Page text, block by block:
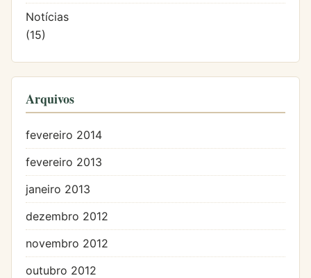
Notícias
(15)
Arquivos
fevereiro 2014
fevereiro 2013
janeiro 2013
dezembro 2012
novembro 2012
outubro 2012